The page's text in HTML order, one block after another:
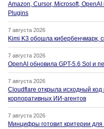
Amazon, Cursor, Microsoft,
Plugins
7 августа 2026
Kimi K3 обошла кибербенчмарк,
7 августа 2026
OpenAI обновила GPT-5.6 Sol и
7 августа 2026
Cloudflare открыла исходный
корпоративных ИИ-агентов
7 августа 2026
Минцифры готовит критерии